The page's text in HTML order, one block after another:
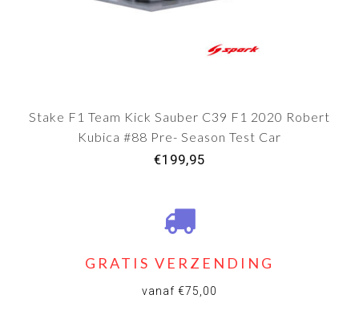
Stake F1 Team Kick Sauber C39 F1 2020 Robert
Kubica #88 Pre- Season Test Car
€199,95
GRATIS VERZENDING
vanaf €75,00